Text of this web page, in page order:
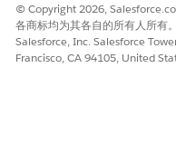
© Copyright 2026,
各商标均为其各自的所有人所有。
Salesforce, Inc. Salesforce
Francisco, CA 94105, United